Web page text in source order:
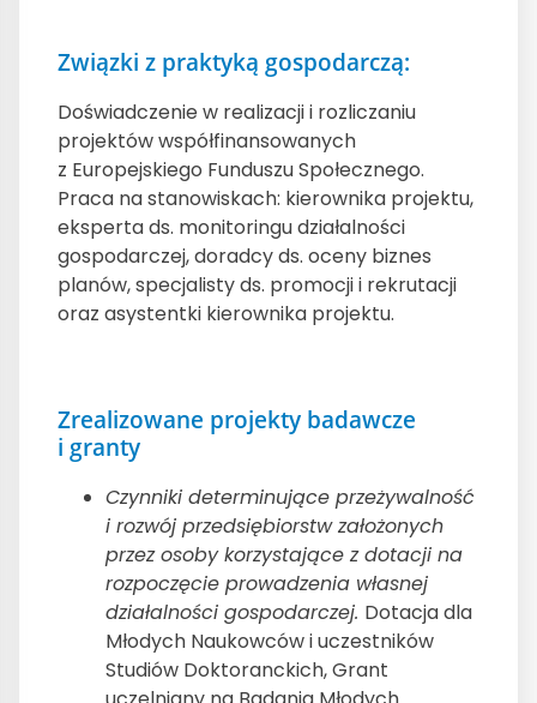
Związki z praktyką gospodarczą:
Doświadczenie w realizacji i rozliczaniu
projektów współfinansowanych
z Europejskiego Funduszu Społecznego.
Praca na stanowiskach: kierownika projektu,
eksperta ds. monitoringu działalności
gospodarczej, doradcy ds. oceny biznes
planów, specjalisty ds. promocji i rekrutacji
oraz asystentki kierownika projektu.
Zrealizowane projekty badawcze
i granty
Czynniki determinujące przeżywalność
i rozwój przedsiębiorstw założonych
przez osoby korzystające z dotacji na
rozpoczęcie prowadzenia własnej
działalności gospodarczej. Dotacja dla
Młodych Naukowców i uczestników
Studiów Doktoranckich, Grant